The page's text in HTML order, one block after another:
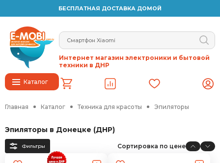
БЕСПЛАТНАЯ ДОСТАВКА ДОМОЙ
Каталог
Интернет магазин электроники и бытовой
техники в ДНР
Главная Каталог Техника для красоты Эпиляторы
Эпиляторы в Донецке (ДНР)
Фильтры Сортировка по цене